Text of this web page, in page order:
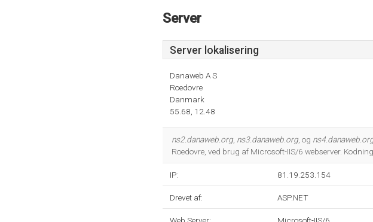
Server
Server lokalisering
Danaweb A S
Roedovre
Danmark
55.68, 12.48
ns2.danaweb.org ns3.danaweb.org , og
Roedovre, ved brug af Microsoft-IIS/6 webserver.
IP: 81.19.253.154
Drevet af: ASP.NET